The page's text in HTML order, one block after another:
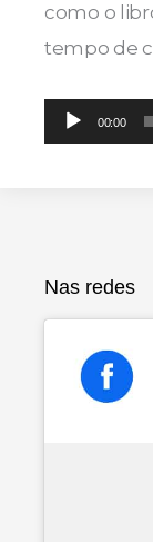
como o
tempo de
de
00:00
Nas redes